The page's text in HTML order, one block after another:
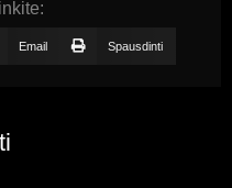
Email Spausdinti